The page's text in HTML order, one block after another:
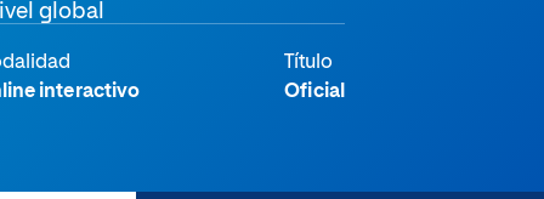
Salud
Facultad de Economía y
global
interactivo
Título
Oficial